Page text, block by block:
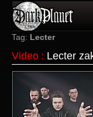
Artykuły
Użytkownicy
Galeria
Tag: Lecter
Video : Lecter